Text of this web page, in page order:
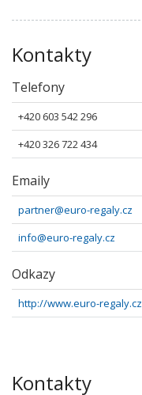
Kontakty
Telefony
+420 603 542 296
+420 326 722 434
Emaily
partner@euro-regaly.cz
info@euro-regaly.cz
Odkazy
http://www.euro-regaly.cz
Kontakty